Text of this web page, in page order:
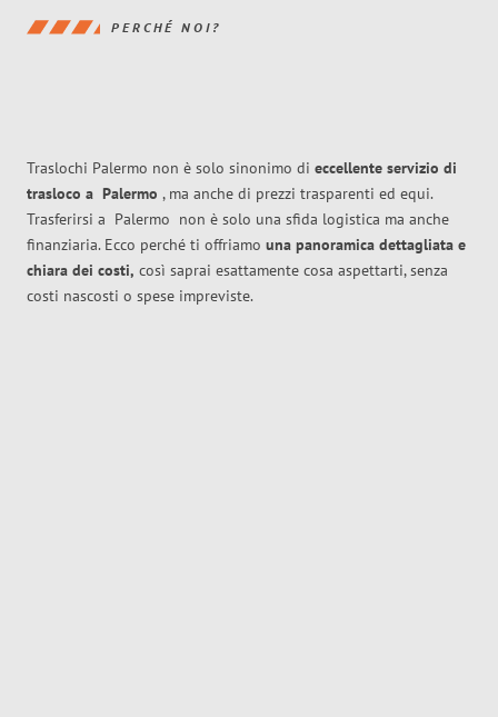
PERCHÉ NOI?
Traslochi Palermo non è solo sinonimo di eccellente servizio di
trasloco a Palermo , ma anche di prezzi trasparenti ed equi.
Trasferirsi a Palermo non è solo una sfida logistica ma anche
finanziaria. Ecco perché ti offriamo una panoramica dettagliata e
chiara dei costi, così saprai esattamente cosa aspettarti, senza
costi nascosti o spese impreviste.